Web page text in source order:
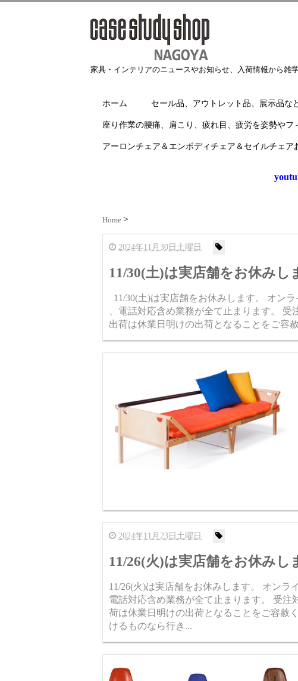
家具・インテリアのニュースやお知らせ、入荷情報から雑
ホーム セール品、アウトレット品、展示品な
座り作業の腰痛、肩こり、疲れ目、疲労を姿勢やフ
アーロンチェア＆エンボディチェア＆セイルチェア
Home
2024年11月30日土曜日
11/30(土)は実店舗をお休みし
11/30(土)は実店舗をお休みします。 オン
、電話対応含め業務が全て止まります。
出荷は休業日明けの出荷となることをご容赦
2024年11月23日土曜日
11/26(火)は実店舗をお休みし
11/26(火)は実店舗をお休みします。 オンラ
電話対応含め業務が全て止まります。 受注
荷は休業日明けの出荷となることをご容赦
けるものなら行き...